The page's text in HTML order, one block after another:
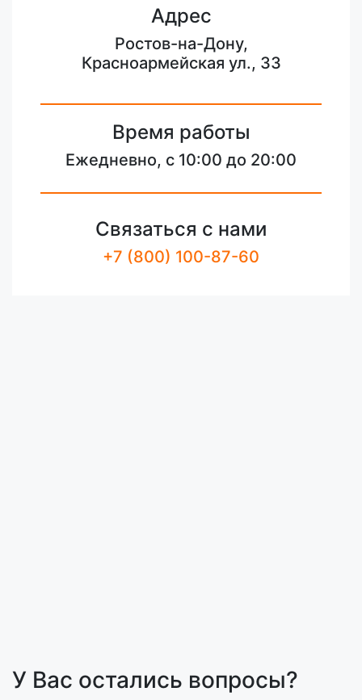
Адрес
Ростов-на-Дону,
Красноармейская ул., 33
Время работы
Ежедневно, с 10:00 до 20:00
Связаться с нами
+7 (800) 100-87-60
У Вас остались вопросы?